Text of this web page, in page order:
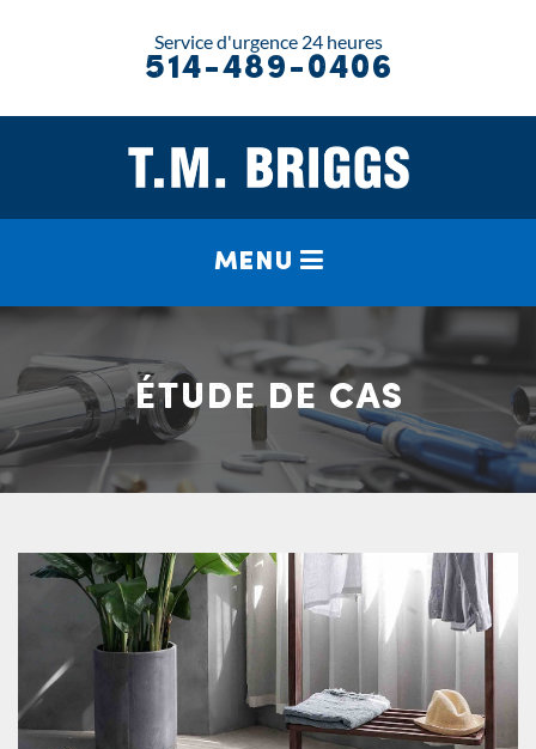
MENU
Service d'urgence 24 heures
514-489-0406
ÉTUDE DE CAS